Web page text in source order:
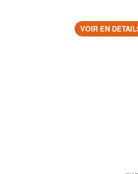
VOIR EN